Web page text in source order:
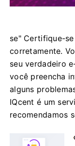
se" Certifique-
corretamente.
seu verdadeiro
você preencha
alguns
IQcent é um
recomendamos